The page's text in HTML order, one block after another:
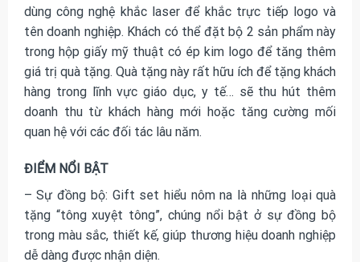
dùng công nghệ khắc laser để khắc trực tiếp logo và
tên doanh nghiệp. Khách có thể đặt bộ 2 sản phẩm này
trong hộp giấy mỹ thuật có ép kim logo để tăng thêm
giá trị quà tặng. Quà tặng này rất hữu ích để tặng khách
hàng trong lĩnh vực giáo dục, y tế… sẽ thu hút thêm
doanh thu từ khách hàng mới hoặc tăng cường mối
quan hệ với các đối tác lâu năm.
ĐIỂM NỔI BẬT
– Sự đồng bộ: Gift set hiểu nôm na là những loại quà
tặng “tông xuyệt tông”, chúng nổi bật ở sự đồng bộ
trong màu sắc, thiết kế, giúp thương hiệu doanh nghiệp
dễ dàng được nhận diện.